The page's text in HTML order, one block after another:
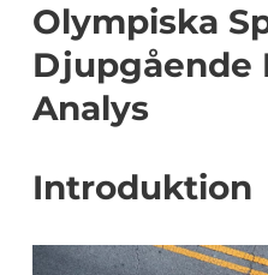
Olympiska
Djupgående
Analys
Introduktion